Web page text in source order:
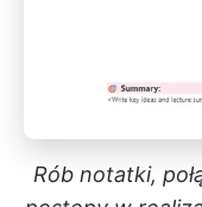
Rób notatki,